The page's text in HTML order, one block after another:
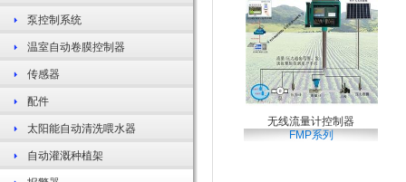
泵控制系统
温室自动卷膜控制器
传感器
配件
太阳能自动清洗喂水器
自动灌溉种植架
无线流量计控制器
FMP系列